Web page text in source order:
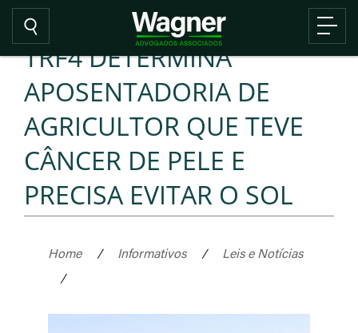
TRF4 DETERMINA
APOSENTADORIA DE
AGRICULTOR QUE TEVE
CÂNCER DE PELE E
PRECISA EVITAR O SOL
Home / Informativos /
Leis e Notícias
/